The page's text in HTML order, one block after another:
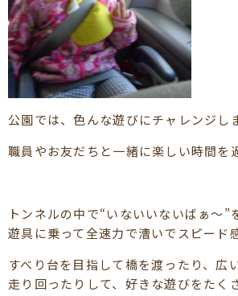
公園では、色んな遊びにチャレンジし
職員やお友だちと一緒に楽しい時間を
トンネルの中で“いないいないばぁ～”
遊具に乗って全速力で漕いでスピード
すべり台を目指して橋を渡ったり、広
走り回ったりして、好きな遊びをたく